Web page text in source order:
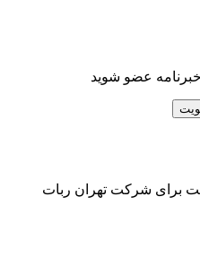
عضو شوید
برای شرکت تهران ربات